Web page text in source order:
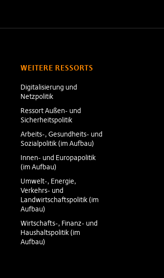
WEITERE RESSORTS
Digitalisierung und
Netzpolitik
Ressort Außen- und
Sicherheitspolitik
Arbeits-, Gesundheits- und
Sozialpolitik (im Aufbau)
Innen- und Europapolitik
(im Aufbau)
Umwelt-, Energie,
Verkehrs- und
Landwirtschaftspolitik (im
Aufbau)
Wirtschafts-, Finanz- und
Haushaltspolitik (im
Aufbau)